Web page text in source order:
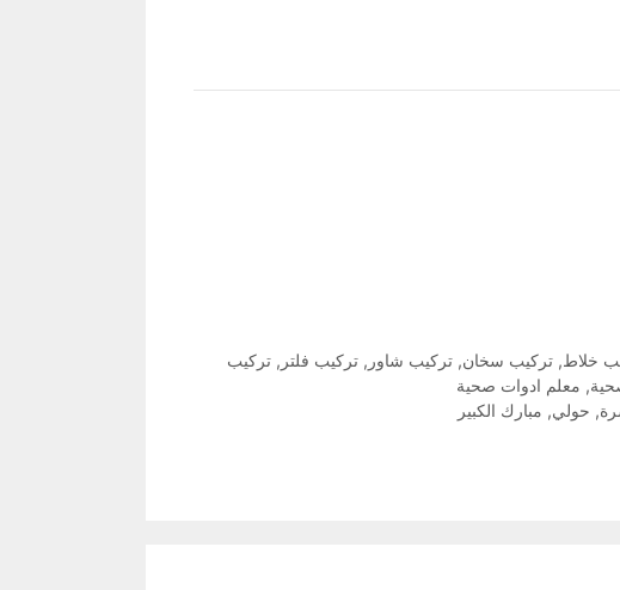
خلاط, تركيب سخان, تركيب شاور , تركيب فلتر , تركيب
, معلم ادوات صحية
, حولي, مبارك الكبير